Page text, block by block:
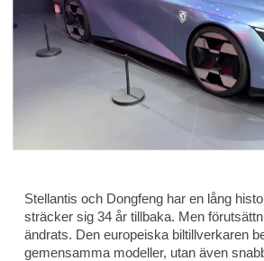
Stellantis och Dongfeng har en lång
sträcker sig 34 år tillbaka. Men
ändrats. Den europeiska biltillverkaren
gemensamma modeller, utan även